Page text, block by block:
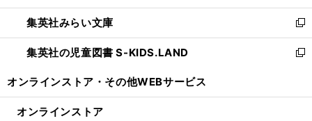
開
く
ウ
で
開
く
ン
ド
ウ
で
ウ
ィ
ン
ド
開
集英社みらい文庫
新
し
い
ン
集英社の児童図書 S-KIDS.LAND
新
ウ
オンラインストア・ その他WEBサービス
オンラインストア